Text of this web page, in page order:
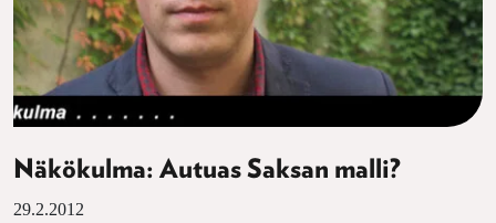
Näkökulma: Autuas Saksan malli?
29.2.2012